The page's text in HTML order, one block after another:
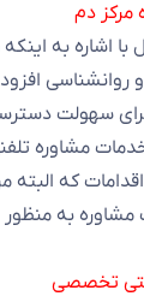
مرکز دم
اشاره به
روانشناسی
سهولت
مشاوره
که البته
به منظور
تخصصی